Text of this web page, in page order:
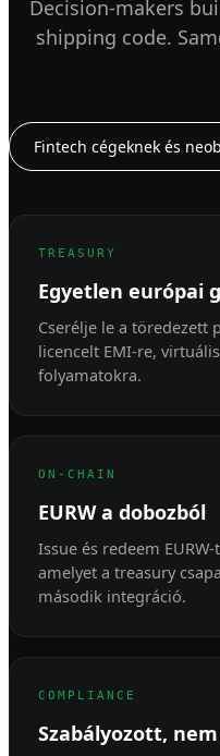
Decision-makers
shipping code.
Fintech cégeknek és
TREASURY
Egyetlen európai
Cserélje le a töredezett
licencelt EMI-re,
folyamatokra.
ON-CHAIN
EURW a dobozból
Issue és redeem
amelyet a treasury
második integráció.
COMPLIANCE
Szabályozott,